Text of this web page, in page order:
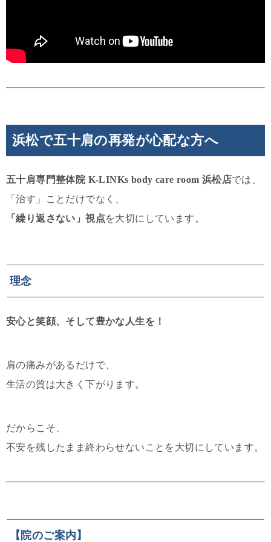
浜松で五十肩の再発が心配な方へ
五十肩専門整体院 K-LINKs body care room 浜松店では、
「治す」ことだけでなく、
「繰り返さない」視点を大切にしています。
理念
安心と笑顔、そして豊かな人生を！
肩の痛みがあるだけで、
生活の質は大きく下がります。
だからこそ、
不安を残したまま終わらせないことを大切にしています。
【院のご案内】